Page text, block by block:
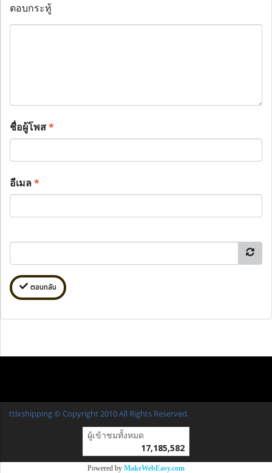
ตอบกระทู้
ชื่อผู้โพส*
อีเมล*
ตอบกลับ
ttlxshipping © Copyright 2010 All Rights Reserved.
ผู้เข้าชมวันนี้
Powered byMakeWebEasy.com